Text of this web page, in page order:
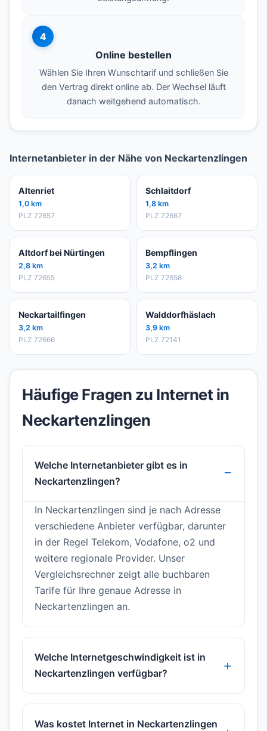
4
Online bestellen
Wählen Sie Ihren Wunschtarif und schließen Sie
den Vertrag direkt online ab. Der Wechsel läuft
danach weitgehend automatisch.
Internetanbieter in der Nähe von Neckartenzlingen
Altenriet
1,0 km
PLZ 72657
Schlaitdorf
1,8 km
PLZ 72667
Altdorf bei Nürtingen
2,8 km
PLZ 72655
Bempflingen
3,2 km
PLZ 72658
Neckartailfingen
3,2 km
PLZ 72666
Walddorfhäslach
3,9 km
PLZ 72141
Häufige Fragen zu Internet in
Neckartenzlingen
Welche Internetanbieter gibt es in
Neckartenzlingen?
In Neckartenzlingen sind je nach Adresse
verschiedene Anbieter verfügbar, darunter
in der Regel Telekom, Vodafone, o2 und
weitere regionale Provider. Unser
Vergleichsrechner zeigt alle buchbaren
Tarife für Ihre genaue Adresse in
Neckartenzlingen an.
Welche Internetgeschwindigkeit ist in
Neckartenzlingen verfügbar?
Was kostet Internet in Neckartenzlingen